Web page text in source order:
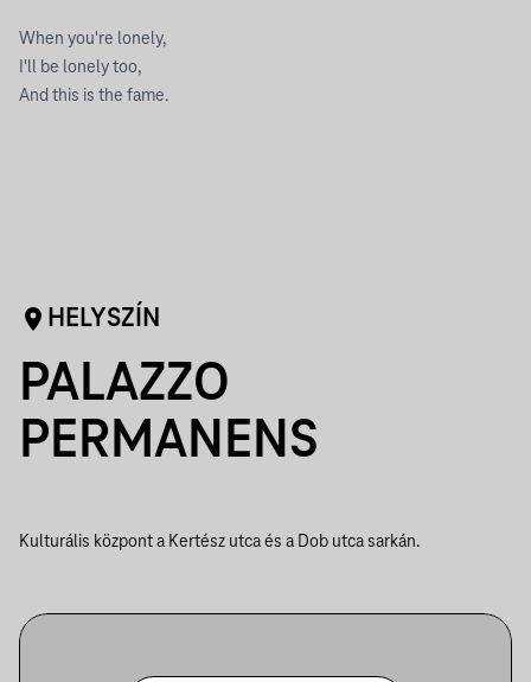
When you're lonely,
I'll be lonely too,
And this is the fame.
HELYSZÍN
PALAZZO
PERMANENS
Kulturális központ a Kertész utca és a Dob utca sarkán.